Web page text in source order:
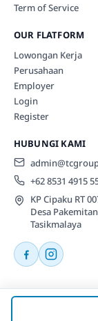
Term of Service
OUR FLATFORM
Lowongan Kerja
Perusahaan
Employer
Login
Register
HUBUNGI KAMI
+62 8531 4915
KP Cipaku RT
Desa
Tasikmalaya
©